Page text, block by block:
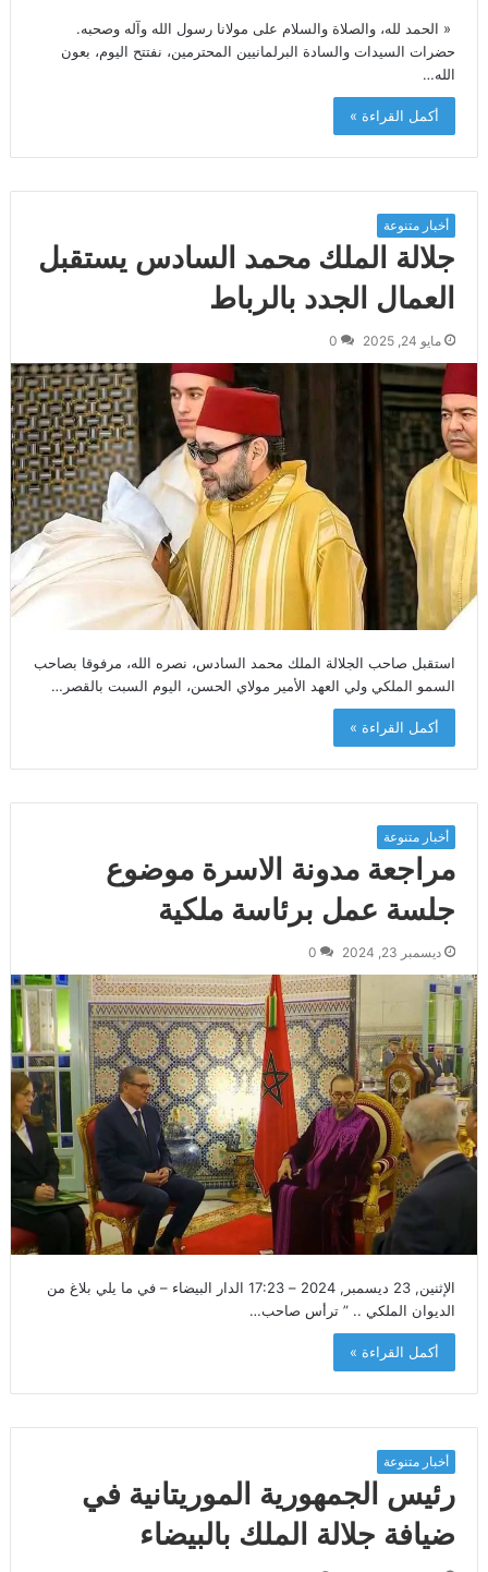
« الحمد لله، والصلاة والسلام على مولانا رسول الله وآله وصحبه.
حضرات السيدات والسادة البرلمانيين المحترمين، نفتتح اليوم، بعون
الله…
أكمل القراءة »
أخبار متنوعة
جلالة الملك محمد السادس يستقبل
العمال الجدد بالرباط
مايو 24, 2025 0
استقبل صاحب الجلالة الملك محمد السادس، نصره الله، مرفوقا بصاحب
السمو الملكي ولي العهد الأمير مولاي الحسن، اليوم السبت بالقصر…
أكمل القراءة »
أخبار متنوعة
مراجعة مدونة الاسرة موضوع
جلسة عمل برئاسة ملكية
ديسمبر 23, 2024 0
الإثنين, 23 ديسمبر, 2024 – 17:23 الدار البيضاء – في ما يلي بلاغ من
الديوان الملكي .. ” ترأس صاحب…
أكمل القراءة »
أخبار متنوعة
رئيس الجمهورية الموريتانية في
ضيافة جلالة الملك بالبيضاء